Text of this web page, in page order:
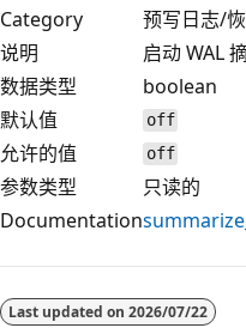
Category
预写日志/
说明
启动 WAL
数据类型
boolean
默认值
off
允许的值 off
参数类型
只读的
Documentation
模Last updated on 2026/07/22